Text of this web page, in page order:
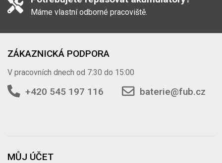
Máme vlastní odborné pracoviště.
ZÁKAZNICKÁ PODPORA
V pracovních dnech od 7:30 do 15:00
+420 545 197 116 baterie@fub.cz
MŮJ ÚČET